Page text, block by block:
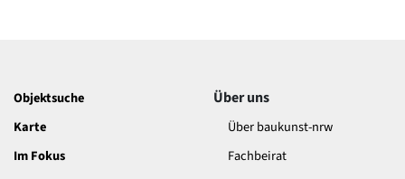
Objektsuche
Karte
Im Fokus
Über uns
Über baukunst-nrw
Fachbeirat